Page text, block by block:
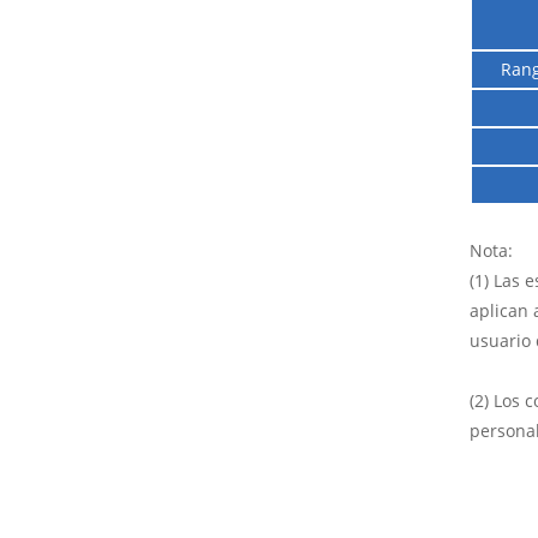
Nota:
(1) Las
aplican
usuario
(2) Los